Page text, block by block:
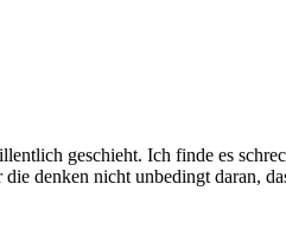
geschieht. Ich finde es
denken nicht unbedingt daran,